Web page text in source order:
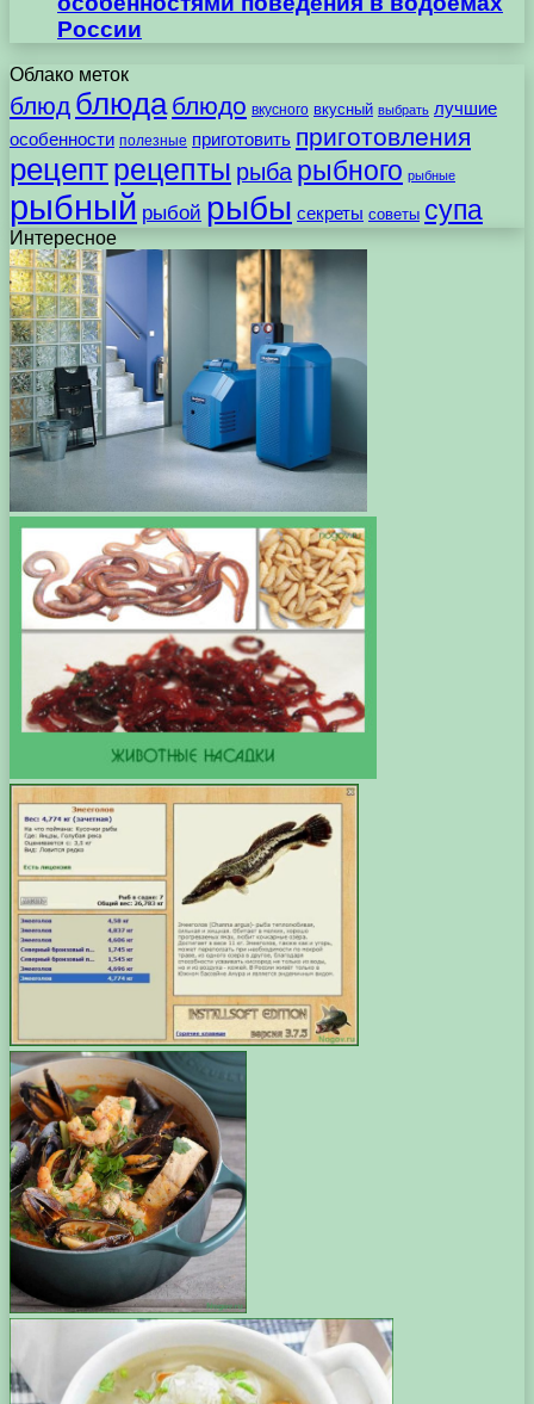
России
Облако меток
блюд блюда блюдо вкусного вкусный выбрать лучшие
особенности полезные приготовить приготовления
рецептрецепты рыба рыбного рыбные
рыбный рыбой рыбы секреты советы супа
Интересное